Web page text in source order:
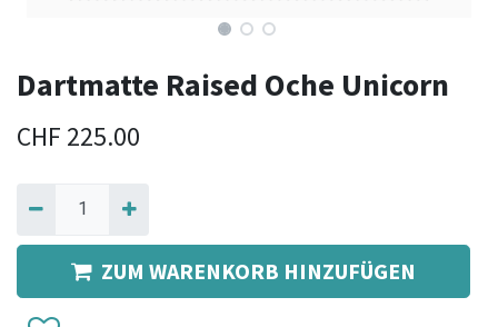
Dartmatte Raised Oche Unicorn
CHF 225.00
ZUM WARENKORB HINZUFÜGEN